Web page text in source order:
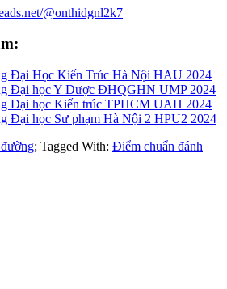
@onthidgnl2k7
Đại Học Kiến Trúc Hà Nội HAU 2024
Đại học Y Dược ĐHQGHN UMP 2024
Đại học Kiến trúc TPHCM UAH 2024
Đại học Sư phạm Hà Nội 2 HPU2 2024
; Tagged With: Điểm chuẩn đánh